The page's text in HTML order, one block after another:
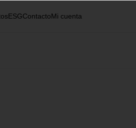
ESGContactoMi cuenta